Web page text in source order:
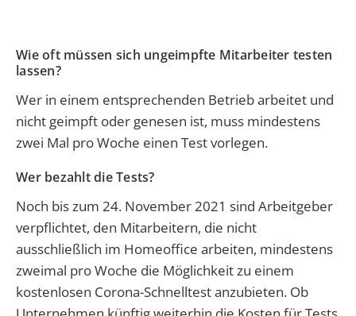
Wie oft müssen sich ungeimpfte Mitarbeiter testen
lassen?
Wer in einem entsprechenden Betrieb arbeitet und
nicht geimpft oder genesen ist, muss mindestens
zwei Mal pro Woche einen Test vorlegen.
Wer bezahlt die Tests?
Noch bis zum 24. November 2021 sind Arbeitgeber
verpflichtet, den Mitarbeitern, die nicht
ausschließlich im Homeoffice arbeiten, mindestens
zweimal pro Woche die Möglichkeit zu einem
kostenlosen Corona-Schnelltest anzubieten. Ob